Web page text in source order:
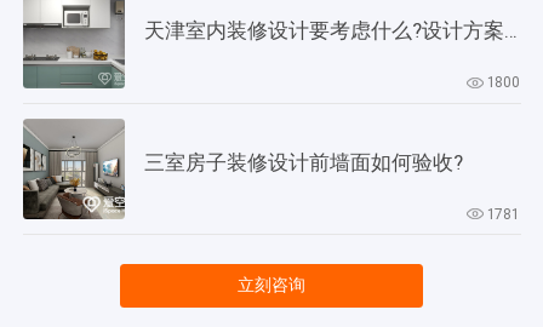
天津室内装修设计要考虑什么?设计方案要以此为依据!
1800
三室房子装修设计前墙面如何验收?
1781
立刻咨询